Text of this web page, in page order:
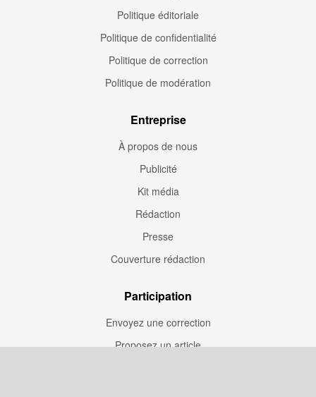
Politique éditoriale
Politique de confidentialité
Politique de correction
Politique de modération
Entreprise
À propos de nous
Publicité
Kit média
Rédaction
Presse
Couverture rédaction
Participation
Envoyez une correction
Proposez un article